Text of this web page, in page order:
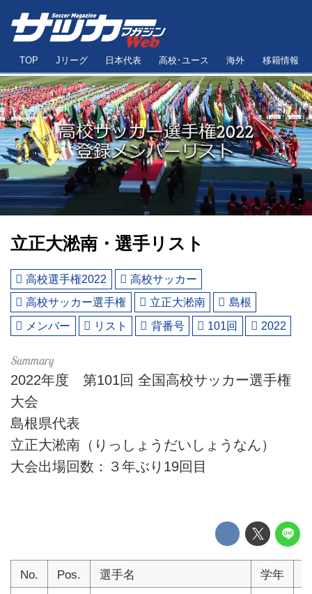
TOP Jリーグ 日本代表 高校･ユース 海外 移籍情報
立正大淞南・選手リスト
高校選手権2022
高校サッカー
高校サッカー選手権
立正大淞南
島根
メンバー
リスト 背番号 101回 2022
2022年度 第101回 全国高校サッカー選手権
大会
島根県代表
立正大淞南（りっしょうだいしょうなん）
大会出場回数：３年ぶり19回目
No. Pos. 選手名 学年